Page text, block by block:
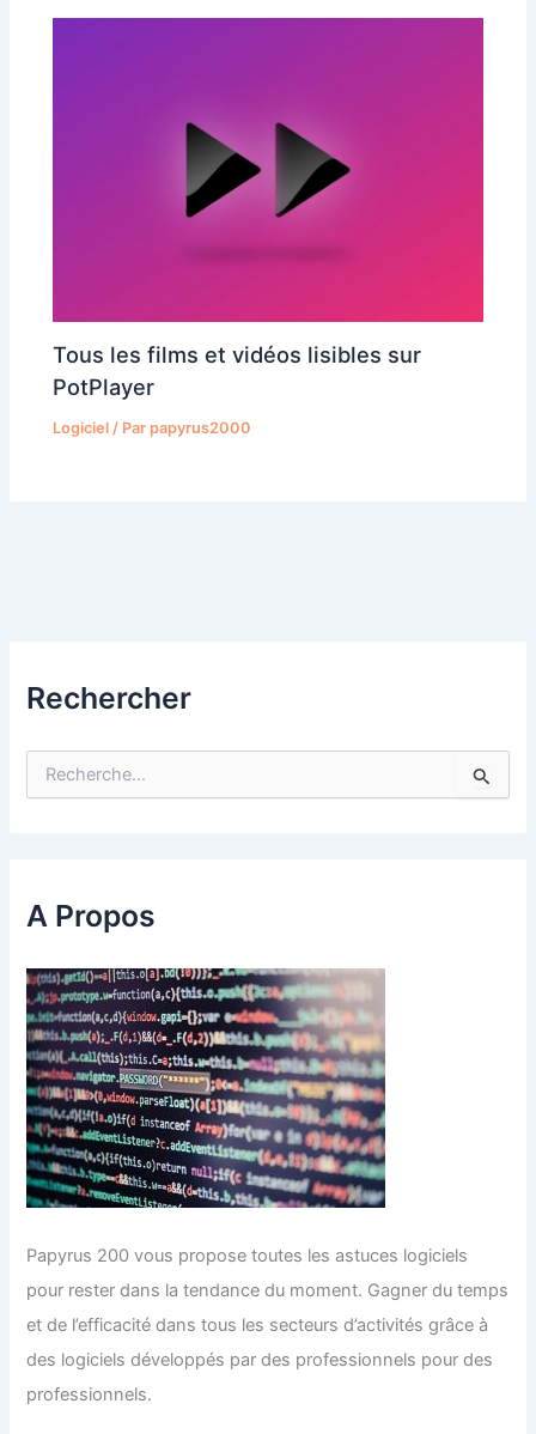
Tous les films et vidéos lisibles sur
PotPlayer
Logiciel / Parpapyrus2000
Rechercher
c
h
r
:
A Propos
Papyrus 200 vous propose toutes les astuces logiciels
pour rester dans la tendance du moment. Gagner du temps
et de l’efficacité dans tous les secteurs d’activités grâce à
des logiciels développés par des professionnels pour des
professionnels.